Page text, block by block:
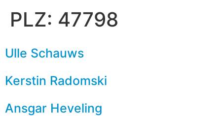
PLZ: 47798
Ulle Schauws
Kerstin Radomski
Ansgar Heveling